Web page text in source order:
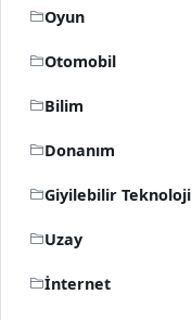
Oyun
Otomobil
Bilim
Donanım
Giyilebilir Teknoloji
Uzay
İnternet